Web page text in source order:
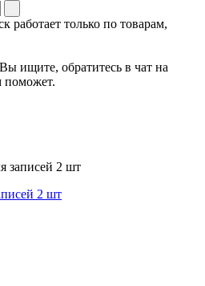
работает только по товарам,
ищите, обратитесь в чат на
поможет.
2 шт